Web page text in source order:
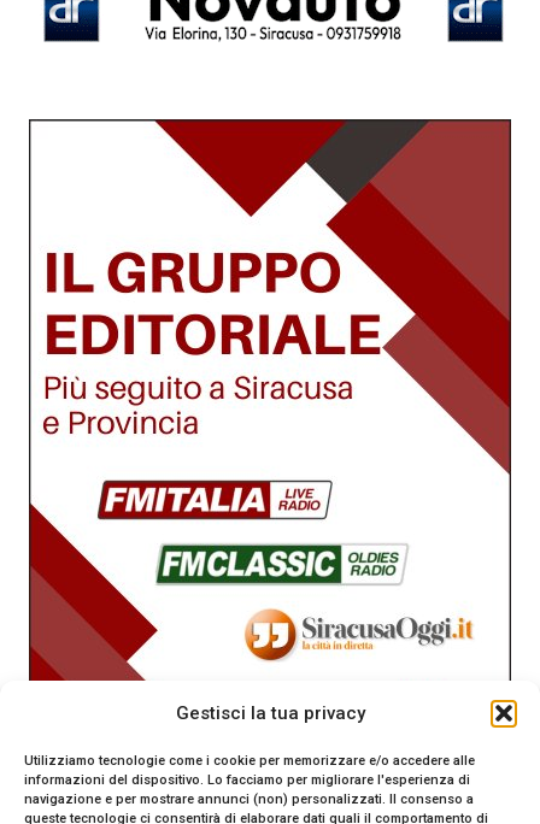
Gestisci la tua privacy
Utilizziamo tecnologie come i cookie per memorizzare e/o accedere alle
informazioni del dispositivo. Lo facciamo per migliorare l'esperienza di
navigazione e per mostrare annunci (non) personalizzati. Il consenso a
queste tecnologie ci consentirà di elaborare dati quali il comportamento di